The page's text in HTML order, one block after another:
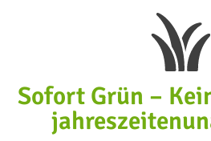
Sofort Grün –